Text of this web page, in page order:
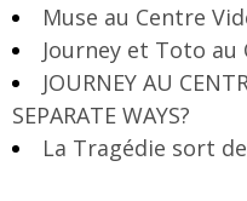
Muse au Centre
Journey et Toto au
JOURNEY AU
SEPARATE WAYS?
La Tragédie sort